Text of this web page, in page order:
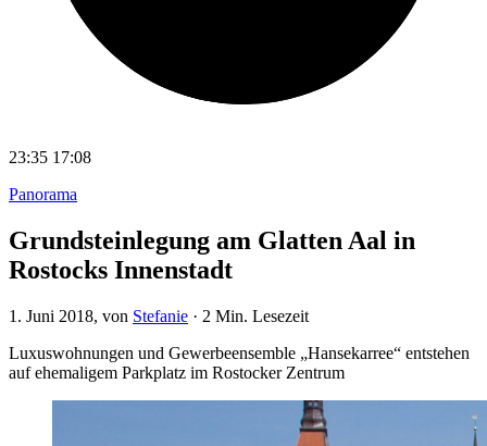
23:35 17:08
Panorama
Grundsteinlegung am Glatten Aal in
Rostocks Innenstadt
1. Juni 2018, von Stefanie · 2 Min. Lesezeit
Luxuswohnungen und Gewerbeensemble „Hansekarree“ entstehen
auf ehemaligem Parkplatz im Rostocker Zentrum